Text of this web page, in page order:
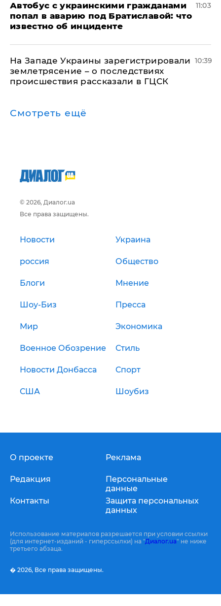
Автобус с украинскими гражданами
попал в аварию под Братиславой: что
известно об инциденте
11:03
На Западе Украины зарегистрировали
землетрясение – о последствиях
происшествия рассказали в ГЦСК
10:39
Смотреть ещё
© 2026, Диалог.ua
Все права защищены.
Новости Украина
россия Общество
Блоги Мнение
Шоу-Биз Пресса
Мир Экономика
Военное Обозрение Стиль
Новости Донбасса Спорт
США Шоубиз
О проекте
Редакция
Контакты
Реклама
Персональные
данные
Защита персональных
данных
Использование материалов разрешается при условии ссылки
(для интернет-изданий - гиперссылки) на "Диалог.ua" не ниже
третьего абзаца.
� 2026, Все права защищены.